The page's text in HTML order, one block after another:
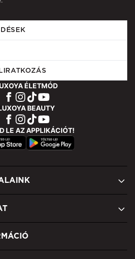
ÉLETMÓD
BEAUTY
LE AZ APPLIKÁCIÓT!